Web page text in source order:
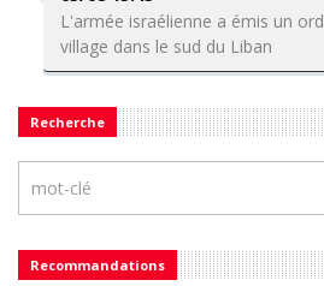
L'armée israélienne a émis un
village dans le sud du Liban
Recherche
Recommandations